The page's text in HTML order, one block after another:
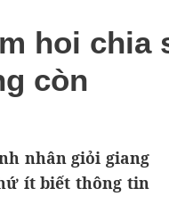
hoi chia
còn
nhân giỏi giang
ít biết thông tin